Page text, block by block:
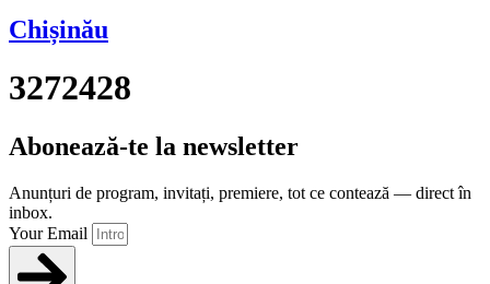
Chișinău
3272428
Abonează-te la newsletter
Anunțuri de program, invitați, premiere, tot ce contează — direct în
inbox.
Your Email